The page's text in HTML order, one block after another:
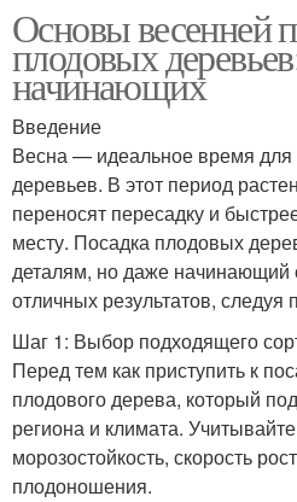
Основы весенней
плодовых
начинающих
Введение
Весна — идеальное время для
деревьев. В этот период
переносят пересадку и
месту. Посадка плодовых
деталям, но даже начинающий
отличных результатов, следуя
Шаг 1: Выбор подходящего
Перед тем как приступить к
плодового дерева, который
региона и климата.
морозостойкость, скорость
плодоношения.